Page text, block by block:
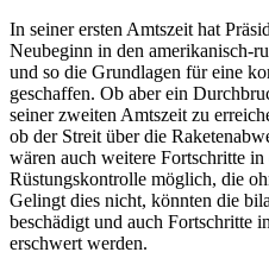
In seiner ersten Amtszeit hat
Neubeginn in den amerikanisch-
und so die Grundlagen für eine
geschaffen. Ob aber ein
seiner zweiten Amtszeit zu
ob der Streit über die
wären auch weitere Fortschritte
Rüstungskontrolle möglich, die
Gelingt dies nicht, könnten die
beschädigt und auch Fortschritte
erschwert werden.